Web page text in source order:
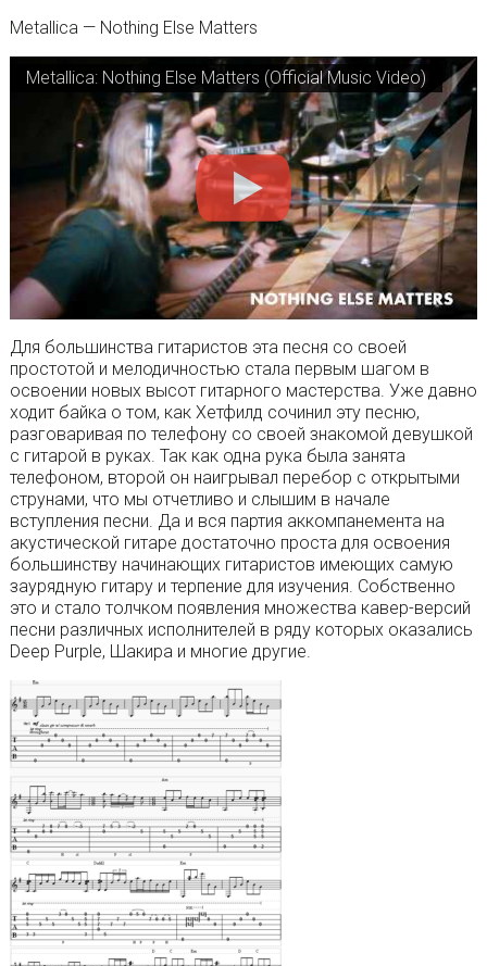
Metallica — Nothing Else Matters
Metallica: Nothing Else Matters (Official Music Video)
Для большинства гитаристов эта песня со своей
простотой и мелодичностью стала первым шагом в
освоении новых высот гитарного мастерства. Уже давно
ходит байка о том, как Хетфилд сочинил эту песню,
разговаривая по телефону со своей знакомой девушкой
с гитарой в руках. Так как одна рука была занята
телефоном, второй он наигрывал перебор с открытыми
струнами, что мы отчетливо и слышим в начале
вступления песни. Да и вся партия аккомпанемента на
акустической гитаре достаточно проста для освоения
большинству начинающих гитаристов имеющих самую
заурядную гитару и терпение для изучения. Собственно
это и стало толчком появления множества кавер-версий
песни различных исполнителей в ряду которых оказались
Deep Purple, Шакира и многие другие.